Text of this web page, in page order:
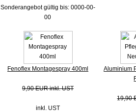
Sonderangebot gültig bis: 0000-00-
00
Fenoflex Montagespray 400ml
9,90 EUR inkl. UST
inkl. UST
Aluminium
19,90